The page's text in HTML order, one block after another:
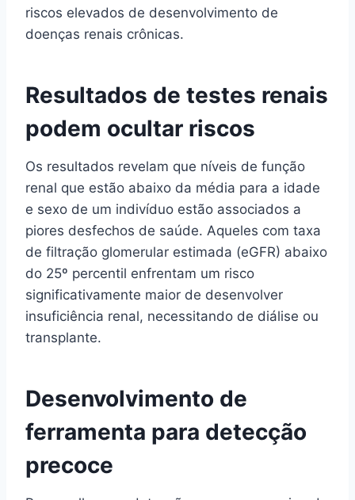
riscos elevados de desenvolvimento de
doenças renais crônicas.
Resultados de testes renais
podem ocultar riscos
Os resultados revelam que níveis de função
renal que estão abaixo da média para a idade
e sexo de um indivíduo estão associados a
piores desfechos de saúde. Aqueles com taxa
de filtração glomerular estimada (eGFR) abaixo
do 25º percentil enfrentam um risco
significativamente maior de desenvolver
insuficiência renal, necessitando de diálise ou
transplante.
Desenvolvimento de
ferramenta para detecção
precoce